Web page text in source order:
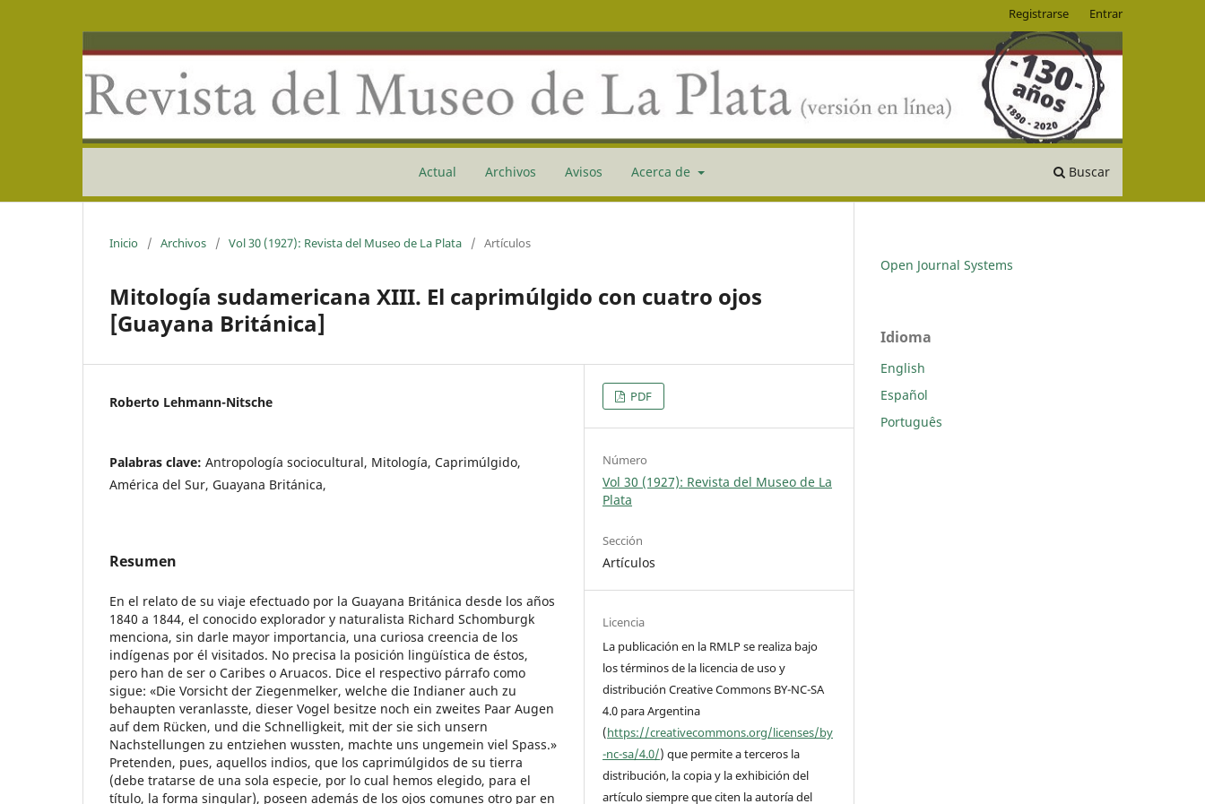
Actual Archivos Avisos Acerca de Buscar
Registrarse Entrar
Inicio / Archivos / Vol 30 (1927): Revista del Museo de La Plata / Artículos
Mitología sudamericana XIII. El caprimúlgido con cuatro ojos
[Guayana Británica]
Roberto Lehmann-Nitsche
Palabras clave: Antropología sociocultural, Mitología, Caprimúlgido,
América del Sur, Guayana Británica,
Resumen
En el relato de su viaje efectuado por la Guayana Británica desde los años
1840 a 1844, el conocido explorador y naturalista Richard Schomburgk
menciona, sin darle mayor importancia, una curiosa creencia de los
indígenas por él visitados. No precisa la posición lingüística de éstos,
pero han de ser o Caribes o Aruacos. Dice el respectivo párrafo como
sigue: «Die Vorsicht der Ziegenmelker, welche die Indianer auch zu
behaupten veranlasste, dieser Vogel besitze noch ein zweites Paar Augen
auf dem Rücken, und die Schnelligkeit, mit der sie sich unsern
Nachstellungen zu entziehen wussten, machte uns ungemein viel Spass.»
Pretenden, pues, aquellos indios, que los caprimúlgidos de su tierra
(debe tratarse de una sola especie, por lo cual hemos elegido, para el
título, la forma singular), poseen además de los ojos comunes otro par en
PDF
Número
Vol 30 (1927): Revista del Museo de La
Plata
Sección
Artículos
Licencia
La publicación en la RMLP se realiza bajo
los términos de la licencia de uso y
distribución Creative Commons BY-NC-SA
4.0 para Argentina
(https://creativecommons.org/licenses/by
-nc-sa/4.0/) que permite a terceros la
distribución, la copia y la exhibición del
artículo siempre que citen la autoría del
Open Journal Systems
Idioma
English
Español
Português